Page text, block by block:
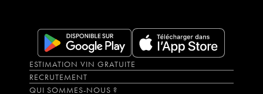
ESTIMATION VIN GRATUITE
RECRUTEMENT
QUI SOMMES-NOUS ?